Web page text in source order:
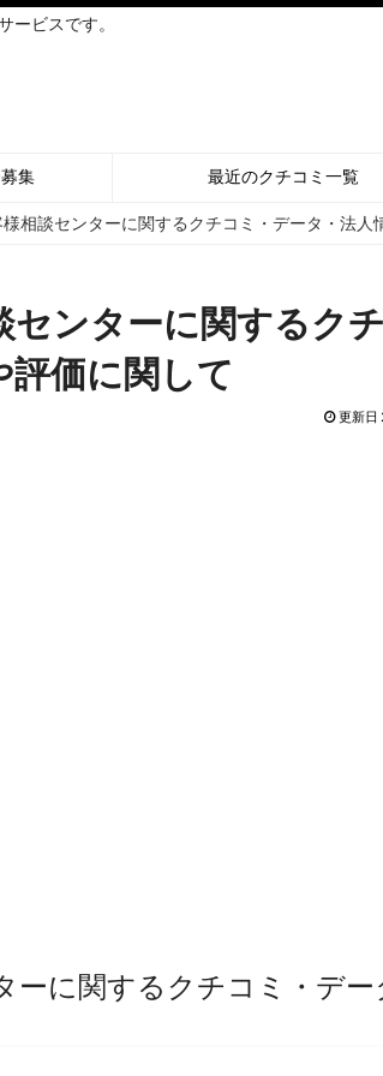
ービスです。
集 最近のクチコミ一覧
相談センターに関するクチコミ・データ・法人
センターに関するク
評価に関して
更新日
ーに関するクチコミ・デー